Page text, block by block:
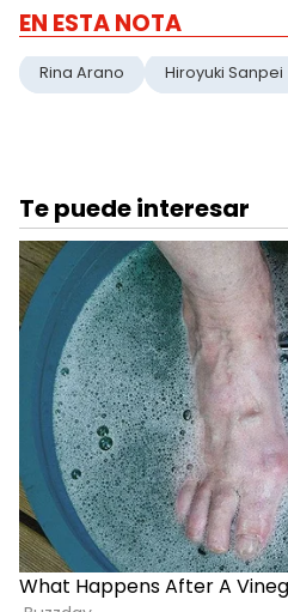
EN ESTA NOTA
Rina Arano Hiroyuki Sanpei